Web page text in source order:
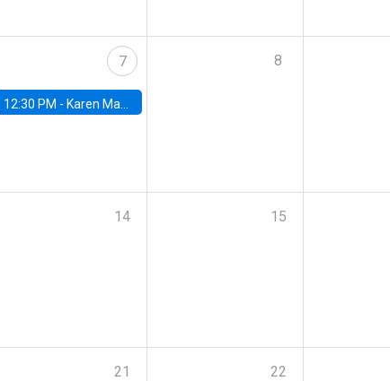
7
12:30 PM - Karen Macours, Paris School of Economics
8
14 15
21 22